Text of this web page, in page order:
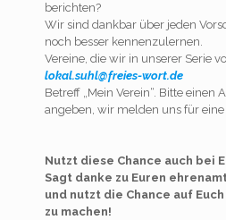
berichten?
Wir sind dankbar über jeden
noch besser kennenzulernen.
Vereine, die wir in unserer Serie
lokal.suhl@freies-wort.de
Betreff „Mein Verein“. Bitte
angeben, wir melden uns für
Nutzt diese Chance auch bei
Sagt danke zu Euren
und nutzt die Chance auf
zu machen!